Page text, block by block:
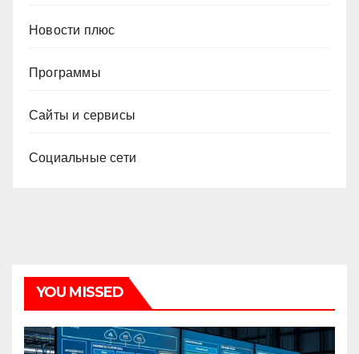
Новости плюс
Программы
Сайты и сервисы
Социальные сети
YOU MISSED